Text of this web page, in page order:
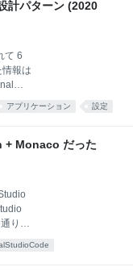
の処
くだ
= 0; i
計パターン (2020
て 6
報は
ように
まと
たい
って
単純
有効
化を
アプリケーション 設定
Monaco だった
り